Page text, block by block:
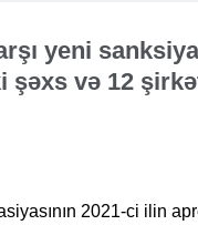
yeni
və 12
2021-ci ilin